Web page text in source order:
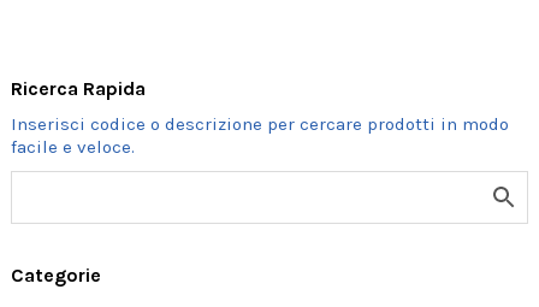
Ricerca Rapida
Categorie